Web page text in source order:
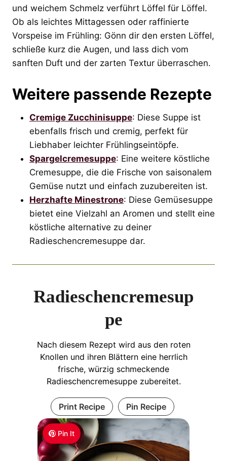
und weichem Schmelz verführt Löffel für Löffel.
Ob als leichtes Mittagessen oder raffinierte
Vorspeise im Frühling: Gönn dir den ersten Löffel,
schließe kurz die Augen, und lass dich vom
sanften Duft und der zarten Textur überraschen.
Weitere passende Rezepte
Cremige Zucchinisuppe: Diese Suppe ist
ebenfalls frisch und cremig, perfekt für
Liebhaber leichter Frühlingseintöpfe.
Spargelcremesuppe: Eine weitere köstliche
Cremesuppe, die die Frische von saisonalem
Gemüse nutzt und einfach zuzubereiten ist.
Herzhafte Minestrone: Diese Gemüsesuppe
bietet eine Vielzahl an Aromen und stellt eine
köstliche alternative zu deiner
Radieschencremesuppe dar.
Pin It
Radieschencremesup
pe
Nach diesem Rezept wird aus den roten
Knollen und ihren Blättern eine herrlich
frische, würzig schmeckende
Radieschencremesuppe zubereitet.
Print Recipe Pin Recipe